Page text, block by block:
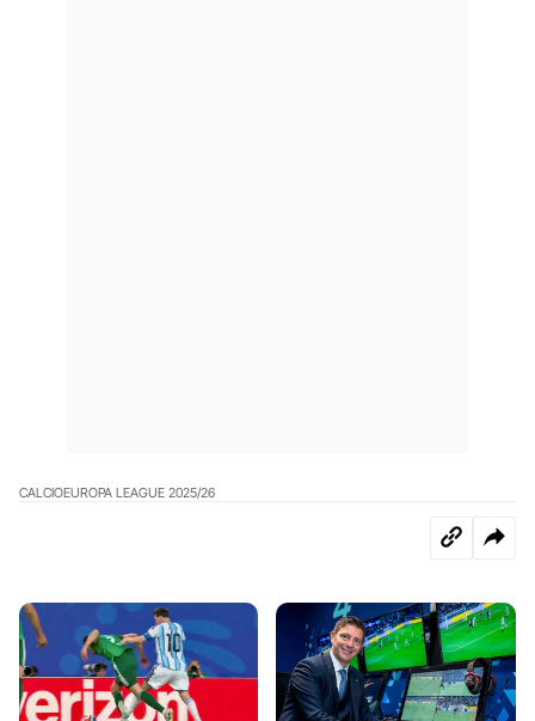
CALCIOEUROPA LEAGUE 2025/26